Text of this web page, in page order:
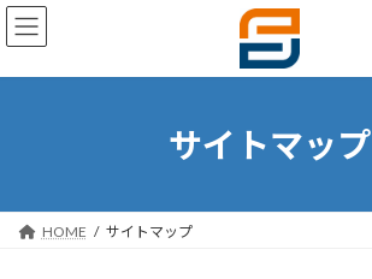
コ
ン
ン
ナ
ビ
ー
サイトマップ
HOME サイトマップ